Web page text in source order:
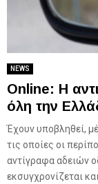
NEWS
Οnline: Η
όλη την
Έχουν υποβληθεί,
τις οποίες οι
αντίγραφα αδειών
εκσυγχρονίζεται